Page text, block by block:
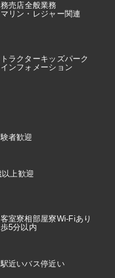
売店全般業務
マリン・レジャー関連
ラクターキッズパーク
インフォメーション
者歓迎
以上歓迎
客室寮相部屋寮Wi-Fiあり
5分以内
駅近いバス停近い